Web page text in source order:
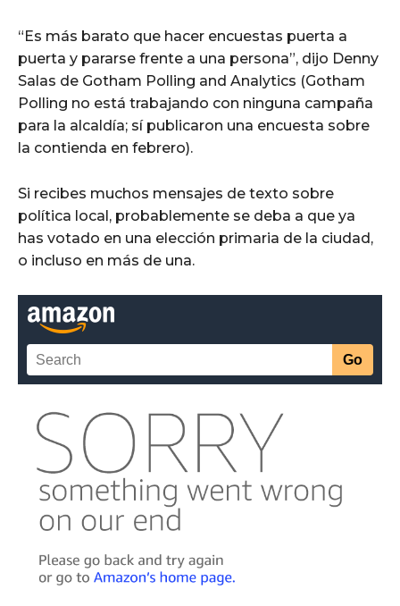
“Es más barato que hacer encuestas puerta a
puerta y pararse frente a una persona”, dijo Denny
Salas de Gotham Polling and Analytics (Gotham
Polling no está trabajando con ninguna campaña
para la alcaldía; sí publicaron una encuesta sobre
la contienda en febrero).
Si recibes muchos mensajes de texto sobre
política local, probablemente se deba a que ya
has votado en una elección primaria de la ciudad,
o incluso en más de una.